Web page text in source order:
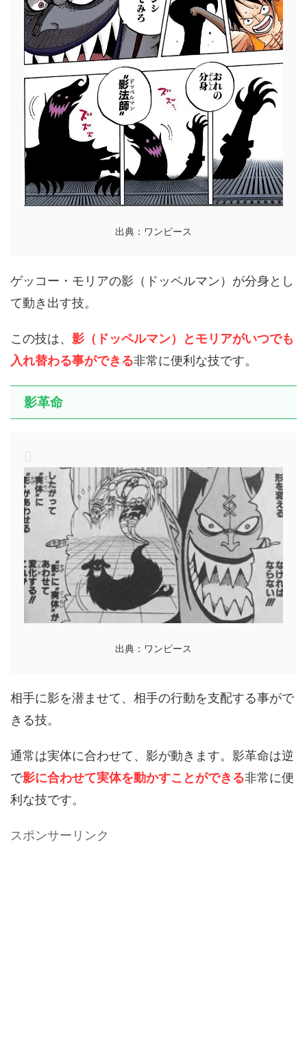
出典：ワンピース
ゲッコー・モリアの影（ドッペルマン）が分身とし
て動き出す技。
この技は、 影（ドッペルマン）とモリアがいつでも
入れ替わる事ができる非常に便利な技です。
影革命
出典：ワンピース
相手に影を潜ませて、相手の行動を支配する事がで
きる技。
通常は実体に合わせて、影が動きます。影革命は逆
で影に合わせて実体を動かすことができる非常に便
利な技です。
スポンサーリンク